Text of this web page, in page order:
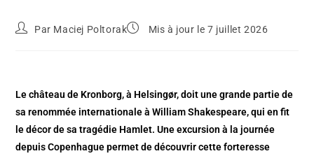
Par Maciej Poltorak Mis à jour le 7 juillet 2026
Le château de Kronborg, à Helsingør, doit une grande partie de
sa renommée internationale à William Shakespeare, qui en fit
le décor de sa tragédie Hamlet. Une excursion à la journée
depuis Copenhague permet de découvrir cette forteresse